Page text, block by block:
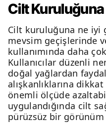
Cilt Kuruluğuna
Cilt kuruluğuna ne iyi
mevsim geçişlerinde
kullanımında daha
Kullanıcılar düzenli
doğal yağlardan
alışkanlıklarına
önemli ölçüde
uygulandığında cilt
pürüzsüz bir